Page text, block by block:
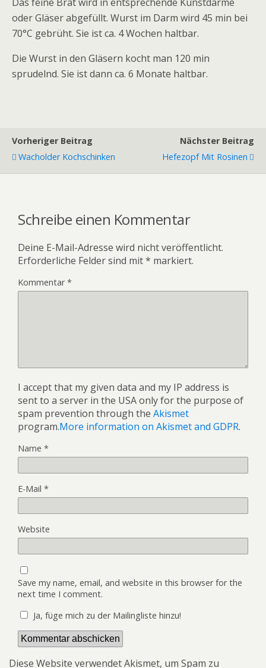
oder Gläser abgefüllt. Wurst im Darm wird 45 min bei
70°C gebrüht. Sie ist ca. 4 Wochen haltbar.
Die Wurst in den Gläsern kocht man 120 min
sprudelnd. Sie ist dann ca. 6 Monate haltbar.
Vorheriger Beitrag
Wacholder Kochschinken
Nächster Beitrag
Hefezopf Mit Rosinen
Schreibe einen Kommentar
Deine E-Mail-Adresse wird nicht veröffentlicht.
Erforderliche Felder sind mit* markiert.
Kommentar*
I accept that my given data and my IP address is
sent to a server in the USA only for the purpose of
spam prevention through the Akismet
program.More information on Akismet and GDPR.
Name *
E-Mail *
Website
Save my name, email, and website in this browser for the
next time I comment.
Ja, füge mich zu der Mailingliste hinzu!
Diese Website verwendet Akismet, um Spam zu